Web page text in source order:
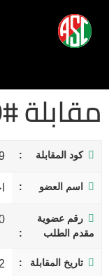
مقابلة #69
كود المقابلة
اسم العضو
رقم عضوية
مقدم الطلب
تاريخ المقابلة